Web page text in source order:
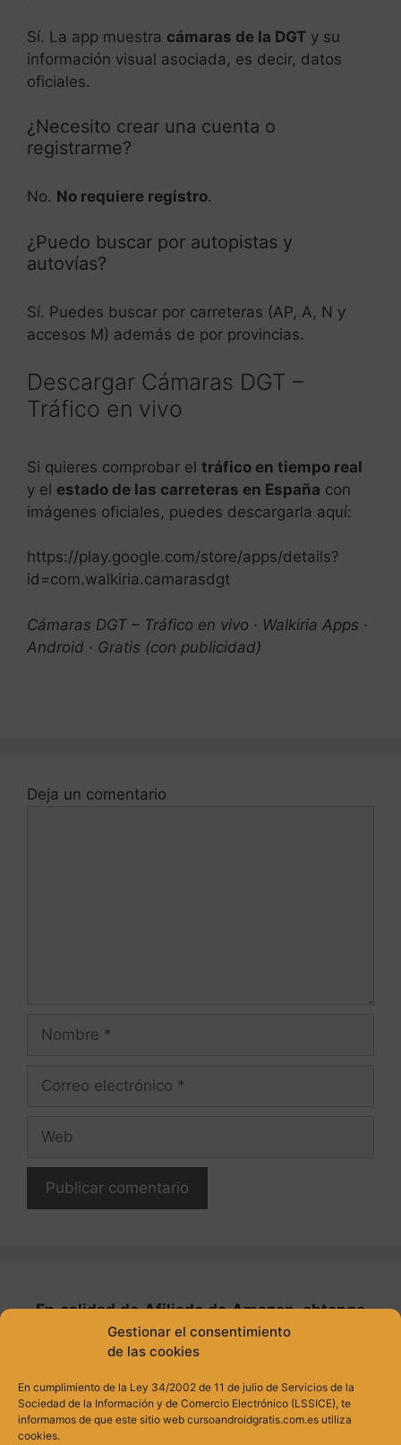
Gestionar el consentimiento
de las cookies
En cumplimiento de la Ley 34/2002 de 11 de julio de Servicios de la
Sociedad de la Información y de Comercio Electrónico (LSSICE), te
informamos de que este sitio web cursoandroidgratis.com.es utiliza
cookies.
Sí. La app muestra cámaras de la DGT y su
información visual asociada, es decir, datos
oficiales.
¿Necesito crear una cuenta o
registrarme?
No. No requiere registro.
¿Puedo buscar por autopistas y
autovías?
Sí. Puedes buscar por carreteras (AP, A, N y
accesos M) además de por provincias.
Descargar Cámaras DGT –
Tráfico en vivo
Si quieres comprobar el tráfico en tiempo real
y el estado de las carreteras en España con
imágenes oficiales, puedes descargarla aquí:
https://play.google.com/store/apps/details?
id=com.walkiria.camarasdgt
Cámaras DGT – Tráfico en vivo · Walkiria Apps ·
Android · Gratis (con publicidad)
Deja un comentario
En calidad de Afiliado de Amazon, obtengo
ingresos por las compras adscritas que
cumplen los requisitos aplicables.
Política de privacidad
Política de cookies